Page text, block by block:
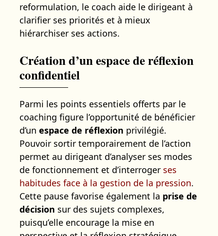
reformulation, le coach aide le dirigeant à
clarifier ses priorités et à mieux
hiérarchiser ses actions.
Création d’un espace de réflexion
confidentiel
Parmi les points essentiels offerts par le
coaching figure l’opportunité de bénéficier
d’un espace de réflexion privilégié.
Pouvoir sortir temporairement de l’action
permet au dirigeant d’analyser ses modes
de fonctionnement et d’interroger ses
habitudes face à la gestion de la pression.
Cette pause favorise également la prise de
décision sur des sujets complexes,
puisqu’elle encourage la mise en